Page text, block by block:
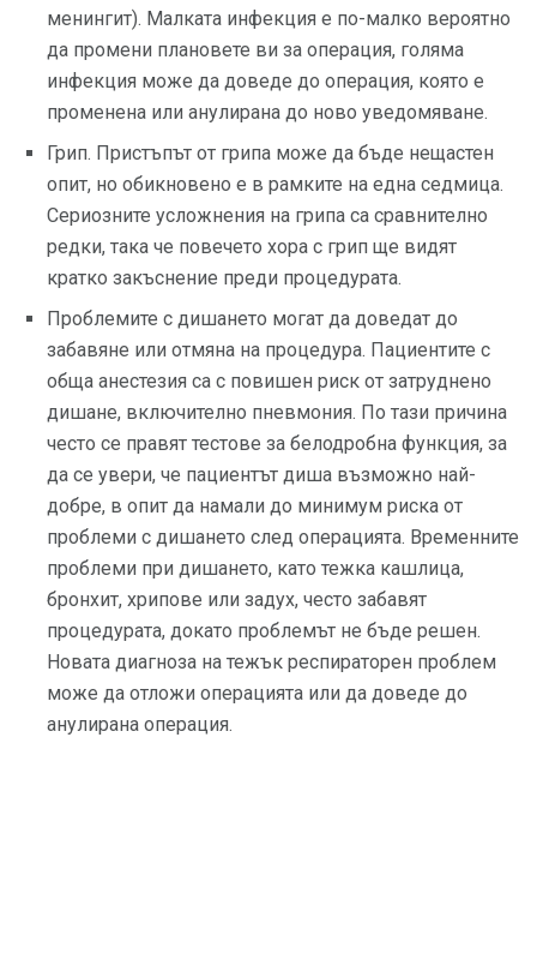
менингит). Малката инфекция е по-малко вероятно
да промени плановете ви за операция, голяма
инфекция може да доведе до операция, която е
променена или анулирана до ново уведомяване.
Грип. Пристъпът от грипа може да бъде нещастен
опит, но обикновено е в рамките на една седмица.
Сериозните усложнения на грипа са сравнително
редки, така че повечето хора с грип ще видят
кратко закъснение преди процедурата.
Проблемите с дишането могат да доведат до
забавяне или отмяна на процедура. Пациентите с
обща анестезия са с повишен риск от затруднено
дишане, включително пневмония. По тази причина
често се правят тестове за белодробна функция, за
да се увери, че пациентът диша възможно най-
добре, в опит да намали до минимум риска от
проблеми с дишането след операцията. Временните
проблеми при дишането, като тежка кашлица,
бронхит, хрипове или задух, често забавят
процедурата, докато проблемът не бъде решен.
Новата диагноза на тежък респираторен проблем
може да отложи операцията или да доведе до
анулирана операция.